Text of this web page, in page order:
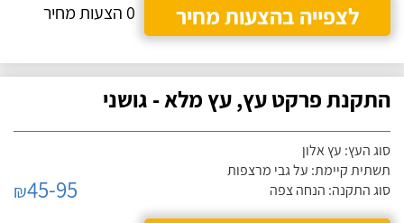
לצפייה בהצעות מחיר
0 הצעות מחיר
התקנת פרקט עץ, עץ מלא - גושני
סוג העץ: עץ אלון
תשתית קיימת: על גבי מרצפות
סוג התקנה: הנחה צפה
₪45-95